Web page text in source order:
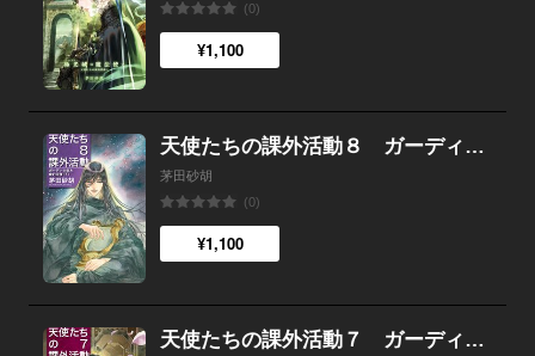
(0)
¥1,100
天使たちの課外活動８ ガーディ少年と暁の天使（下）
茅田砂胡
(0)
¥1,100
天使たちの課外活動７ ガーディ少年と暁の天使（上）